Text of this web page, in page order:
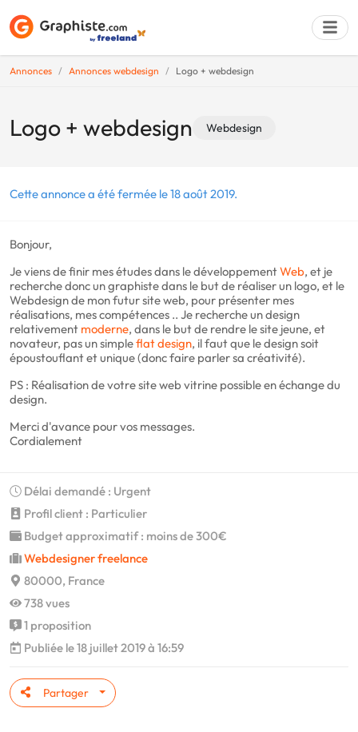
Annonces Annonces webdesign Logo + webdesign
Logo + webdesign Webdesign
Cette annonce a été fermée le 18 août 2019.
Bonjour,
Je viens de finir mes études dans le développementWeb, et je
recherche donc un graphiste dans le but de réaliser un logo, et le
Webdesign de mon futur site web, pour présenter mes
réalisations, mes compétences .. Je recherche un design
relativement moderne, dans le but de rendre le site jeune, et
novateur, pas un simpleflat design, il faut que le design soit
époustouflant et unique (donc faire parler sa créativité).
PS : Réalisation de votre site web vitrine possible en échange du
design.
Merci d'avance pour vos messages.
Cordialement
Délai demandé : Urgent
Profil client : Particulier
Budget approximatif : moins de 300€
Webdesigner freelance
80000, France
738 vues
1 proposition
Publiée le 18 juillet 2019 à 16:59
Partager